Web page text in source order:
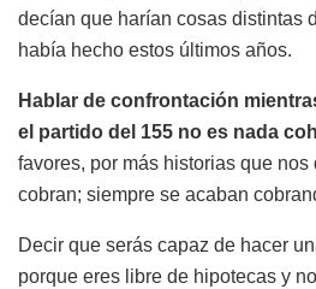
decían que harían cosas distintas
había hecho estos últimos años.
Hablar de confrontación
el partido del 155 no es nada
favores, por más historias que nos
cobran; siempre se acaban
Decir que serás capaz de hacer
porque eres libre de hipotecas y